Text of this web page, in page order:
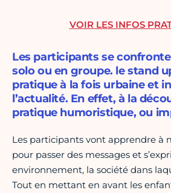
Les participants se
solo ou en groupe. le stand
pratique à la fois urbaine et
l’actualité. En effet, à la
pratique humoristique, ou
Les participants vont apprendre à
pour passer des messages et
environnement, la société dans
Tout en mettant en avant les
VOIR LES INFOS